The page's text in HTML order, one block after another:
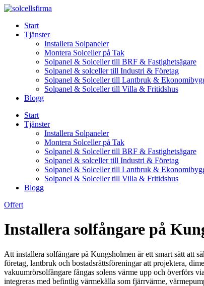
Skip
contentStart
Tjänster
Installera Solpaneler
Montera Solceller på Tak
Solpanel & Solceller till BRF & Fastighetsägare
Solpanel & solceller till Industri & Företag
Solpanel & Solceller till Lantbruk &
Solpanel & Solceller till Villa & Fritidshus
Blogg
Start
Tjänster
Installera Solpaneler
Montera Solceller på Tak
Solpanel & Solceller till BRF & Fastighetsägare
Solpanel & solceller till Industri & Företag
Solpanel & Solceller till Lantbruk &
Solpanel & Solceller till Villa & Fritidshus
Blogg
Offert
Installera solfångare på
Att installera solfångare på Kungsholmen är ett smart sätt att
företag, lantbruk och bostadsrättsföreningar att projektera,
vakuumrörsolfångare fångas solens värme upp och överförs
integreras med befintlig värmekälla som fjärrvärme,